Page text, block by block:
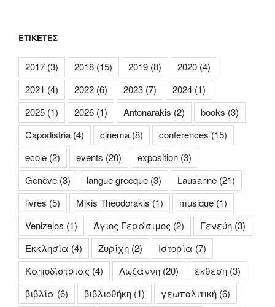
ΕΤΙΚΈΤΕΣ
2017 (3) 2018 (15) 2019 (8) 2020 (4)
2021 (4) 2022 (6) 2023 (7) 2024 (1)
2025 (1) 2026 (1) Antonarakis (2) books (3)
Capodistria (4) cinema (8) conferences (15)
ecole (2) events (20) exposition (3)
Genève (3) langue grecque (3) Lausanne (21)
livres (5) Mikis Theodorakis (1) musique (1)
Venizelos (1) Άγιος Γεράσιμος (2) Γενεύη (3)
Εκκλησία (4) Ζυρίχη (2) Ιστορία (7)
Καποδίστριας (4) Λωζάννη (20) έκθεση (3)
βιβλία (6) βιβλιοθήκη (1) γεωπολιτική (6)